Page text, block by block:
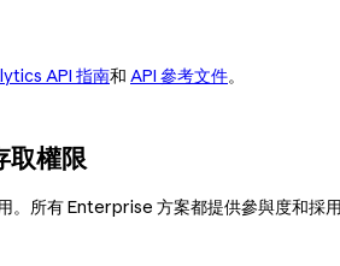
API 指南和 API 參考文件。
權限
所有 Enterprise 方案都提供參與度和採